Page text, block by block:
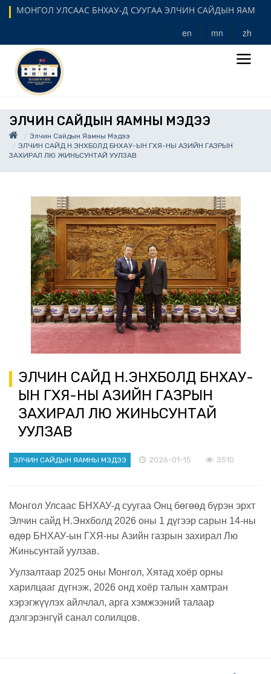
МОНГОЛ УЛСААС БНХАУ-Д СУУГАА ЭЛЧИН САЙДЫН ЯАМ
en mn zh
ЭЛЧИН САЙДЫН ЯАМНЫ МЭДЭЭ
Элчин Сайдын Яамны Мэдээ
ЭЛЧИН САЙД Н.ЭНХБОЛД БНХАУ-ЫН ГХЯ-НЫ АЗИЙН ГАЗРЫН
ЗАХИРАЛ ЛЮ ЖИНЬСУНТАЙ УУЛЗАВ
ЭЛЧИН САЙД Н.ЭНХБОЛД БНХАУ-
ЫН ГХЯ-НЫ АЗИЙН ГАЗРЫН
ЗАХИРАЛ ЛЮ ЖИНЬСУНТАЙ
УУЛЗАВ
ЭЛЧИН САЙДЫН ЯАМНЫ МЭДЭЭ 2026-01-15 3510
Монгол Улсаас БНХАУ-д суугаа Онц бөгөөд бүрэн эрхт
Элчин сайд Н.Энхболд 2026 оны 1 дүгээр сарын 14-ны
өдөр БНХАУ-ын ГХЯ-ны Азийн газрын захирал Лю
Жиньсунтай уулзав.
Уулзалтаар 2025 оны Монгол, Хятад хоёр орны
харилцааг дүгнэж, 2026 онд хоёр талын хамтран
хэрэгжүүлэх айлчлал, арга хэмжээний талаар
дэлгэрэнгүй санал солилцов.